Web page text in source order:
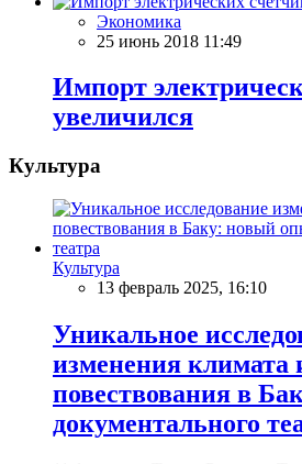
Экономика
25 июнь 2018 11:49
Импорт
увеличился
Культура
Культура
13 февраль 2025, 16:10
Уникальное
изменения климата
повествования в
документального